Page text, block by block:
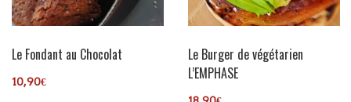
Le Fondant au Chocolat
10,90€
Le Burger de végétarien
L’EMPHASE